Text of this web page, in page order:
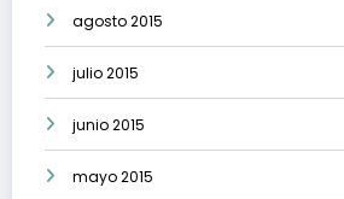
agosto 2015
julio 2015
junio 2015
mayo 2015